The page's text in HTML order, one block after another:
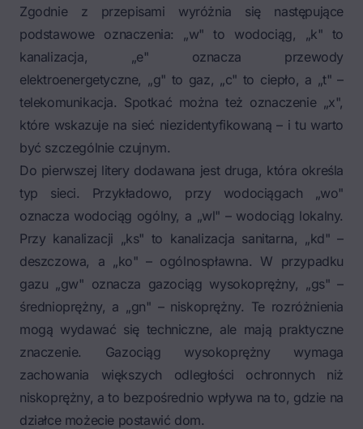
Zgodnie z przepisami wyróżnia się następujące
podstawowe oznaczenia: „w" to wodociąg, „k" to
kanalizacja, „e" oznacza przewody
elektroenergetyczne, „g" to gaz, „c" to ciepło, a „t" –
telekomunikacja. Spotkać można też oznaczenie „x",
które wskazuje na sieć niezidentyfikowaną – i tu warto
być szczególnie czujnym.
Do pierwszej litery dodawana jest druga, która określa
typ sieci. Przykładowo, przy wodociągach „wo"
oznacza wodociąg ogólny, a „wl" – wodociąg lokalny.
Przy kanalizacji „ks" to kanalizacja sanitarna, „kd" –
deszczowa, a „ko" – ogólnospławna. W przypadku
gazu „gw" oznacza gazociąg wysokoprężny, „gs" –
średnioprężny, a „gn" – niskoprężny. Te rozróżnienia
mogą wydawać się techniczne, ale mają praktyczne
znaczenie. Gazociąg wysokoprężny wymaga
zachowania większych odległości ochronnych niż
niskoprężny, a to bezpośrednio wpływa na to, gdzie na
działce możecie postawić dom.